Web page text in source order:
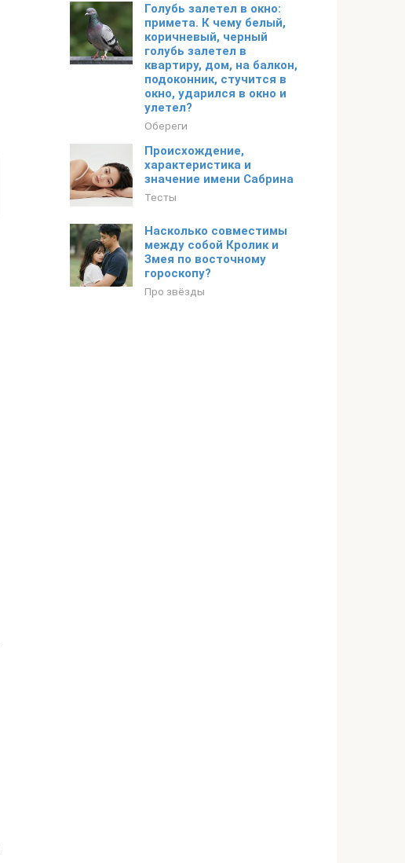
Голубь залетел в окно:
примета. К чему белый,
коричневый, черный
голубь залетел в
квартиру, дом, на балкон,
подоконник, стучится в
окно, ударился в окно и
улетел?
Обереги
Происхождение,
характеристика и
значение имени Сабрина
Тесты
Насколько совместимы
между собой Кролик и
Змея по восточному
гороскопу?
Про звёзды